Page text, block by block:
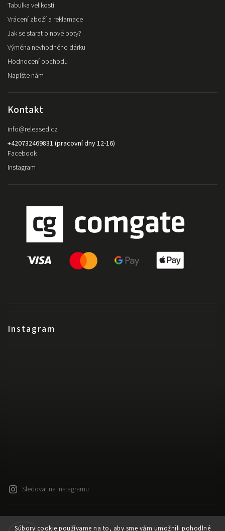
Súbory cookie používame na to, aby sme vám umožnili pohodlné
Instagram
Sledovat na Instagramu
Tabulka velikostí
Vrácení zboží a reklamace
Jak se starat o nové boty?
Výměna nevhodného dárku
Hodnocení obchodu
Napište nám
Kontakt
info@released.cz
+420732469831 (pracovní dny 12-16)
Facebook
Instagram
Copyright 2026
. Všechna práva vyhrazena.